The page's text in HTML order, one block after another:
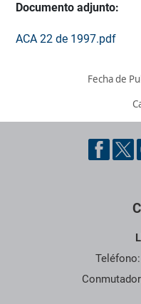
Documento adjunto:
ACA 22 de 1997.pdf
Fecha de
Pie de página con